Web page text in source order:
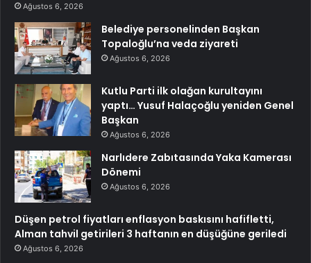
Ağustos 6, 2026
Belediye personelinden Başkan
Topaloğlu’na veda ziyareti
Ağustos 6, 2026
Kutlu Parti ilk olağan kurultayını
yaptı… Yusuf Halaçoğlu yeniden Genel
Başkan
Ağustos 6, 2026
Narlıdere Zabıtasında Yaka Kamerası
Dönemi
Ağustos 6, 2026
Düşen petrol fiyatları enflasyon baskısını hafifletti,
Alman tahvil getirileri 3 haftanın en düşüğüne geriledi
Ağustos 6, 2026